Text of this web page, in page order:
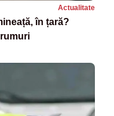
Actualitate
în țară?